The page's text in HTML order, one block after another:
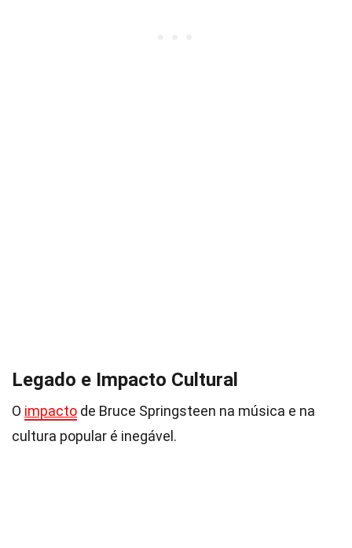
Legado e Impacto Cultural
O impacto de Bruce Springsteen na música e na
cultura popular é inegável.